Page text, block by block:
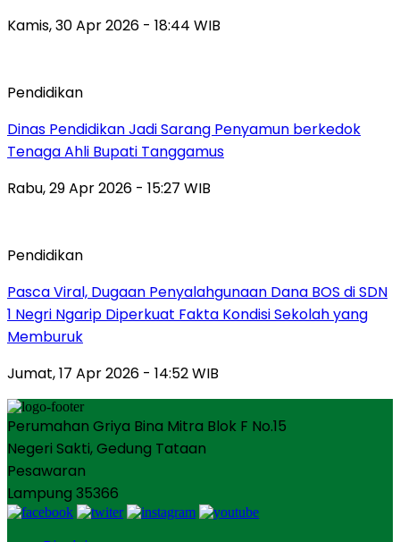
Kamis, 30 Apr 2026 - 18:44 WIB
Pendidikan
Dinas Pendidikan Jadi Sarang Penyamun berkedok
Tenaga Ahli Bupati Tanggamus
Rabu, 29 Apr 2026 - 15:27 WIB
Pendidikan
Pasca Viral, Dugaan Penyalahgunaan Dana BOS di SDN
1 Negri Ngarip Diperkuat Fakta Kondisi Sekolah yang
Memburuk
Jumat, 17 Apr 2026 - 14:52 WIB
Perumahan Griya Bina Mitra Blok F No.15
Negeri Sakti, Gedung Tataan
Pesawaran
Lampung 35366